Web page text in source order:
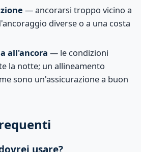
— ancorarsi troppo vicino a
diverse o a una costa
all'ancora — le condizioni
la notte; un allineamento
sono un'assicurazione a buon
usare?